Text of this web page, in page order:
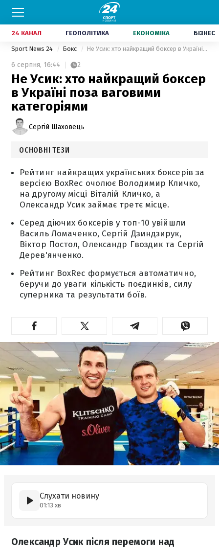
24 КАНАЛ ГЕОПОЛІТИКА ЕКОНОМІКА БІЗНЕС
Sport News 24 Бокс Не Усик: хто найкращий боксер в Україні поза ваговими категоріями
6 серпня, 16:44 2
Не Усик: хто найкращий боксер
в Україні поза ваговими
категоріями
Сергій Шаховець
ОСНОВНІ ТЕЗИ
Рейтинг найкращих українських боксерів за
версією BoxRec очолює Володимир Кличко,
на другому місці Віталій Кличко, а
Олександр Усик займає третє місце.
Серед діючих боксерів у топ-10 увійшли
Василь Ломаченко, Сергій Дзиндзирук,
Віктор Постол, Олександр Гвоздик та Сергій
Дерев'янченко.
Рейтинг BoxRec формується автоматично,
беручи до уваги кількість поєдинків, силу
суперника та результати боїв.
Слухати новину
01:13 хв
Олександр Усик після перемоги над